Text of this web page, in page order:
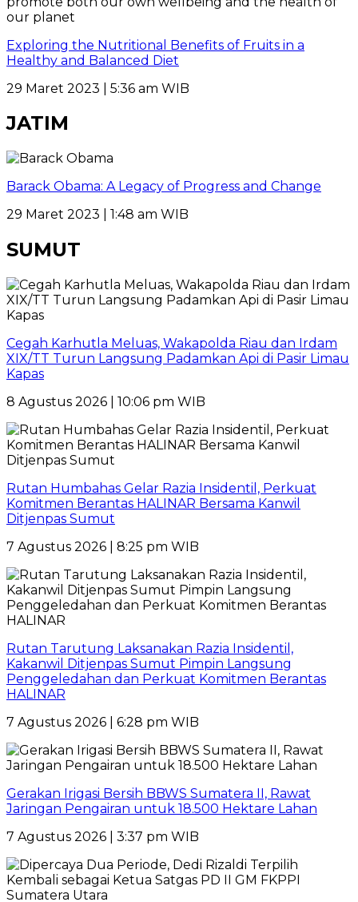
Exploring the Nutritional Benefits of Fruits in a
Healthy and Balanced Diet
29 Maret 2023 | 5:36 am WIB
JATIM
Barack Obama: A Legacy of Progress and Change
29 Maret 2023 | 1:48 am WIB
SUMUT
Cegah Karhutla Meluas, Wakapolda Riau dan Irdam
XIX/TT Turun Langsung Padamkan Api di Pasir Limau
Kapas
8 Agustus 2026 | 10:06 pm WIB
Rutan Humbahas Gelar Razia Insidentil, Perkuat
Komitmen Berantas HALINAR Bersama Kanwil
Ditjenpas Sumut
7 Agustus 2026 | 8:25 pm WIB
Rutan Tarutung Laksanakan Razia Insidentil,
Kakanwil Ditjenpas Sumut Pimpin Langsung
Penggeledahan dan Perkuat Komitmen Berantas
HALINAR
7 Agustus 2026 | 6:28 pm WIB
Gerakan Irigasi Bersih BBWS Sumatera II, Rawat
Jaringan Pengairan untuk 18.500 Hektare Lahan
7 Agustus 2026 | 3:37 pm WIB